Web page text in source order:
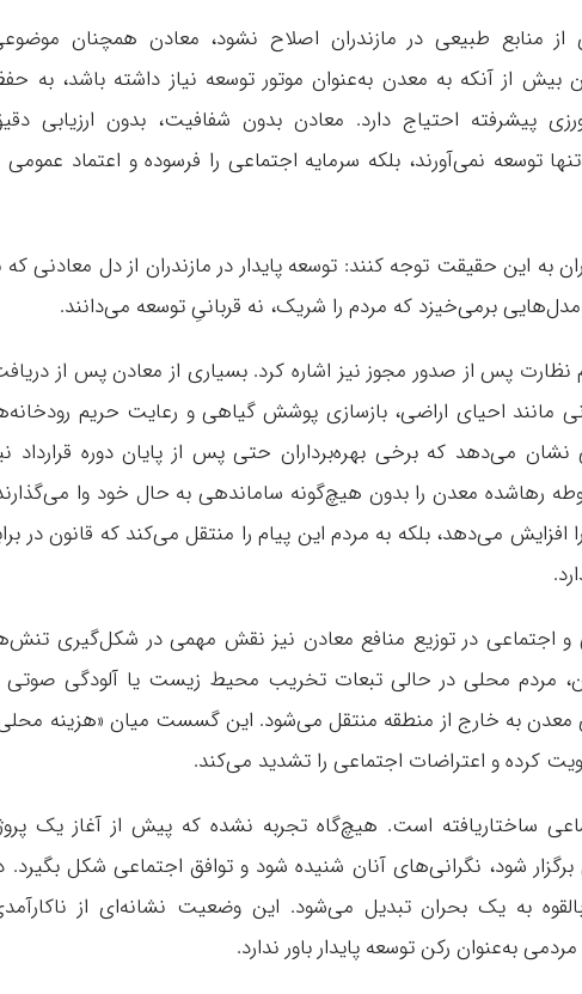
از منابع طبیعی در مازندران اصلاح نشود، معادن همچنان
بیش از آنکه به معدن به‌عنوان موتور توسعه نیاز داشته باشد، به
پیشرفته احتیاج دارد. معادن بدون شفافیت، بدون ارزیابی
نمی‌آورند، بلکه سرمایه اجتماعی را فرسوده و اعتماد عمومی
این حقیقت توجه کنند: توسعه پایدار در مازندران از دل معادنی که
مدل‌هایی برمی‌خیزد که مردم را شریک، نه قربانیِ توسعه می‌دانند.
نظارت پس از صدور مجوز نیز اشاره کرد. بسیاری از معادن پس از
مانند احیای اراضی، بازسازی پوشش گیاهی و رعایت حریم
می‌دهد که برخی بهره‌برداران حتی پس از پایان دوره قرارداد
رهاشده معدن را بدون هیچ‌گونه ساماندهی به حال خود وا
می‌دهد، بلکه به مردم این پیام را منتقل می‌کند که قانون در
اجتماعی در توزیع منافع معادن نیز نقش مهمی در شکل‌گیری
مردم محلی در حالی تبعات تخریب محیط زیست یا آلودگی صوتی
معدن به خارج از منطقه منتقل می‌شود. این گسست میان «هزینه
کرده و اعتراضات اجتماعی را تشدید می‌کند.
ساختاریافته است. هیچ‌گاه تجربه نشده که پیش از آغاز یک
شود، نگرانی‌های آنان شنیده شود و توافق اجتماعی شکل بگیرد.
به یک بحران تبدیل می‌شود. این وضعیت نشانه‌ای از
به‌عنوان رکن توسعه پایدار باور ندارد.